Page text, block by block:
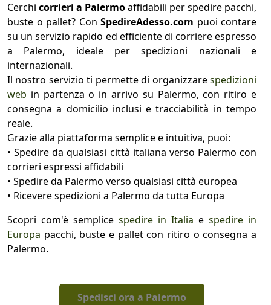
Cerchi corrieri a Palermoaffidabili per spedire pacchi,
buste o pallet? Con SpedireAdesso.com puoi contare
su un servizio rapido ed efficiente di corriere espresso
a Palermo, ideale per spedizioni nazionali e
internazionali.
Il nostro servizio ti permette di organizzarespedizioni
web in partenza o in arrivo su Palermo, con ritiro e
consegna a domicilio inclusi e tracciabilità in tempo
reale.
Grazie alla piattaforma semplice e intuitiva, puoi:
• Spedire da qualsiasi città italiana verso Palermo con
corrieri espressi affidabili
• Spedire da Palermo verso qualsiasi città europea
• Ricevere spedizioni a Palermo da tutta Europa
Scopri com'è semplice spedire in Italia e spedire in
Europa pacchi, buste e pallet con ritiro o consegna a
Palermo.
Spedisci ora a Palermo